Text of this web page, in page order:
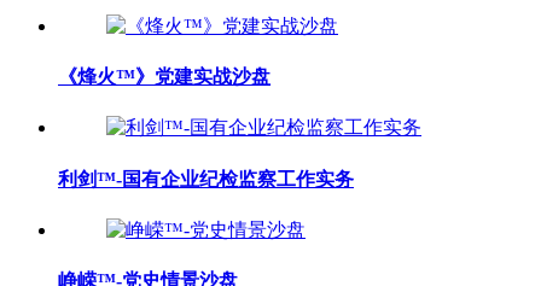
《烽火™》党建实战沙盘
利剑™-国有企业纪检监察工作实务
峥嵘™-党史情景沙盘